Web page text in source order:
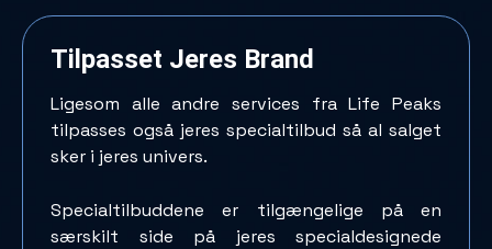
Tilpasset Jeres Brand
Ligesom alle andre services fra Life Peaks
tilpasses også jeres specialtilbud så al salget
sker i jeres univers.
Specialtilbuddene er tilgængelige på en
særskilt side på jeres specialdesignede